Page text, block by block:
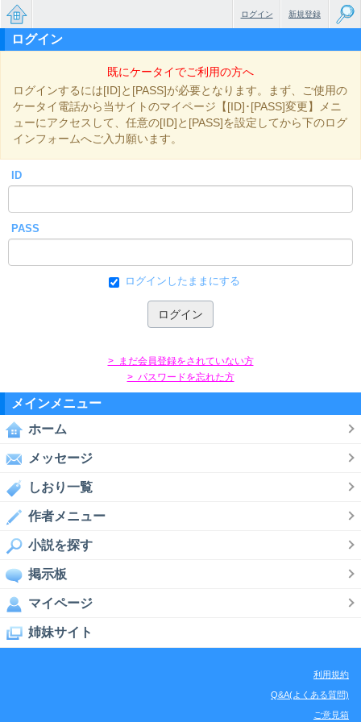
無料で
っと大
小説
新規登録
ログイン
ログイン
既にケータイでご利用の方へ
ログインするには[ID]と[PASS]が必要となります。まず、ご使用の
ケータイ電話から当サイトのマイページ【[ID]･[PASS]変更】メニ
ューにアクセスして、任意の[ID]と[PASS]を設定してから下のログ
インフォームへご入力願います。
ID
PASS
ログインしたままにする
> まだ会員登録をされていない方
> パスワードを忘れた方
メインメニュー
ホーム
メッセージ
しおり一覧
作者メニュー
小説を探す
掲示板
マイページ
姉妹サイト
利用規約
Q&A(よくある質問)
ご意見箱